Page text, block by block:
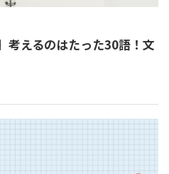
考えるのはたった30語！文